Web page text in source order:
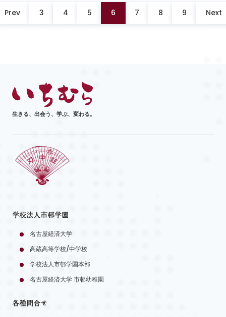
Prev 3 4 5 6 7 8 9 Next
生きる、出会う、学ぶ、変わる。
学校法人市邨学園
名古屋経済大学
高蔵高等学校/中学校
学校法人市邨学園本部
名古屋経済大学 市邨幼稚園
各種問合せ